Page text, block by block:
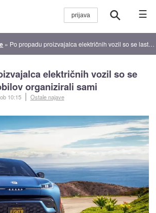
☰
» Po propadu proizvajalca električnih vozil so se lastniki avtomobilov organizirali sami
električnih vozil so se
organizirali sami
ob 10:15 Ostale najave